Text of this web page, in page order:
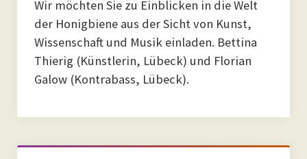
Wir möchten Sie zu Einblicken in die Welt
der Honigbiene aus der Sicht von Kunst,
Wissenschaft und Musik einladen. Bettina
Thierig (Künstlerin, Lübeck) und Florian
Galow (Kontrabass, Lübeck).